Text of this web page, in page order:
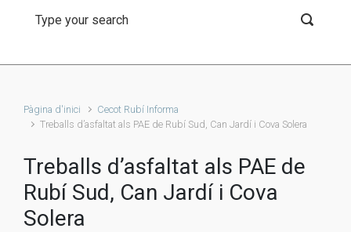
Pàgina d'inici
Cecot Rubí Informa
Treballs d’asfaltat als PAE de Rubí Sud, Can Jardí i Cova Solera
Treballs d’asfaltat als PAE de
Rubí Sud, Can Jardí i Cova
Solera